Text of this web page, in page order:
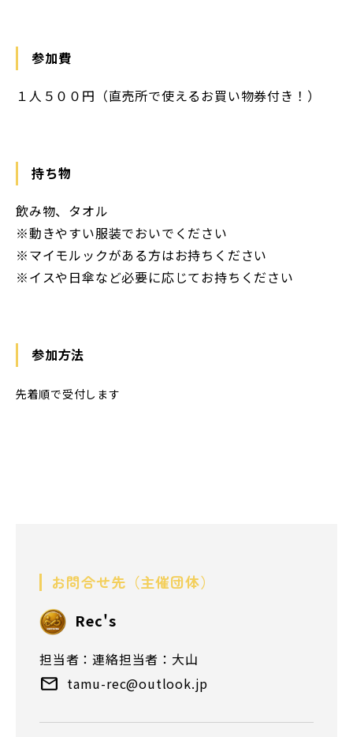
参加費
１人５００円（直売所で使えるお買い物券付き！）
持ち物
飲み物、タオル
※動きやすい服装でおいでください
※マイモルックがある方はお持ちください
※イスや日傘など必要に応じてお持ちください
参加方法
先着順で受付します
お問合せ先（主催団体）
Rec's
担当者：連絡担当者：大山
tamu-rec@outlook.jp